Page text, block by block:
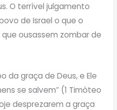
O terrível julgamento
de Israel o que o
ousassem zombar de
da graça de Deus, e Ele
se salvem” (1 Timóteo
desprezarem a graça